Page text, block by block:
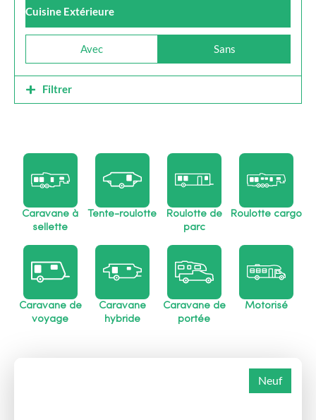
Cuisine Extérieure
Avec Sans
Filtrer
Caravane à
sellette
Tente-roulotte
Roulotte de
parc
Roulotte cargo
Caravane de
voyage
Caravane
hybride
Caravane de
portée
Motorisé
Neuf